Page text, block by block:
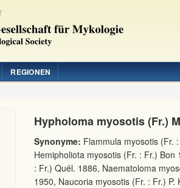
REGIONEN
Hypholoma myosotis (Fr.)
Synonyme: Flammula myosotis (Fr.
Hemipholiota myosotis (Fr. : Fr.) Bon
: Fr.) Quél. 1886, Naematoloma
1950, Naucoria myosotis (Fr. : Fr.)